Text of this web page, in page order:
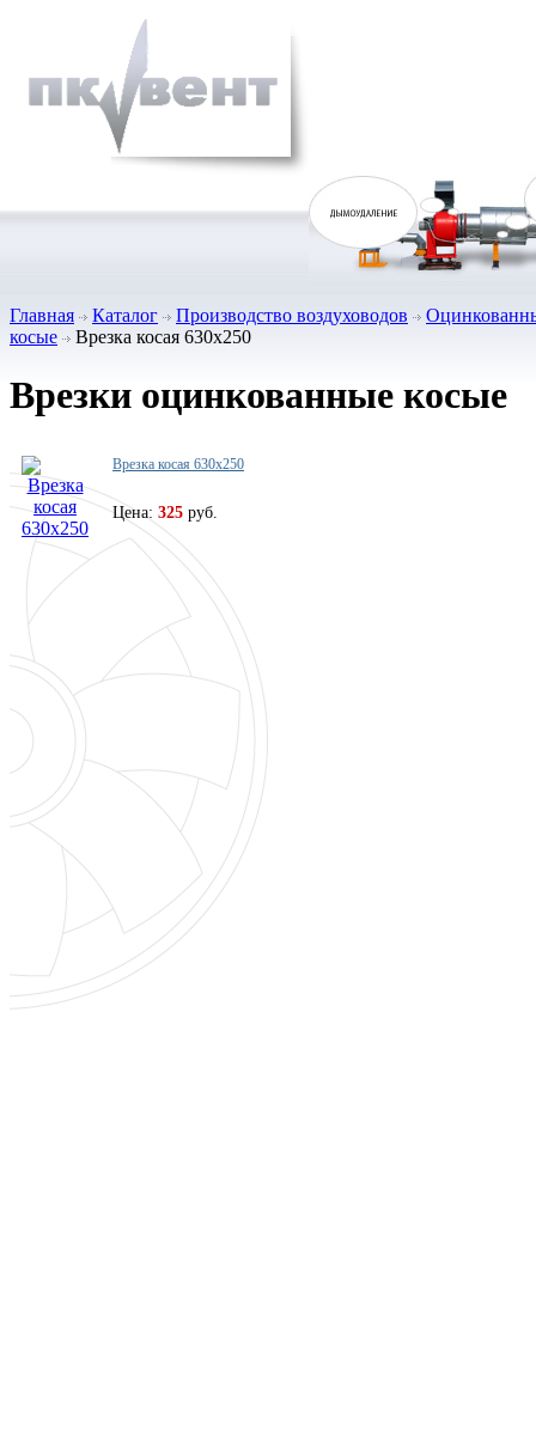
Главная Каталог Производство воздуховодов
косые
Врезка косая 630х250
Врезки оцинкованные косые
Врезка косая 630х250
Цена: 325 руб.